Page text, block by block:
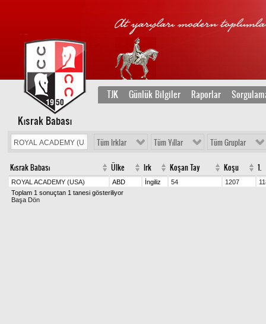
TJK Günlük Bilgiler Raporlar
Kısrak Babası
Tüm Irklar Tüm Yıllar Tüm Gruplar
Kısrak Babası Ülke Irk Koşan Tay Koşu 1.
ROYAL ACADEMY (USA) ABD İngiliz 54 1207
Toplam 1 sonuçtan 1 tanesi gösteriliyor
Başa Dön